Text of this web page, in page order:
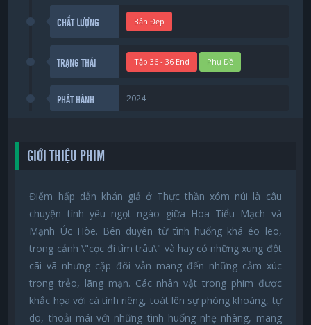
CHẤT LƯỢNG Bản Đẹp
TRẠNG THÁI Tập 36 - 36 End Phụ Đề
PHÁT HÀNH 2024
GIỚI THIỆU PHIM
Điểm hấp dẫn khán giả ở Thực thần xóm núi là câu
chuyện tình yêu ngọt ngào giữa Hoa Tiểu Mạch và
Mạnh Úc Hòe. Bén duyên từ tình huống khá éo leo,
trong cảnh \"cọc đi tìm trâu\" và hay có những xung đột
cãi vã nhưng cặp đôi vẫn mang đến những cảm xúc
trong trẻo, lãng mạn. Các nhân vật trong phim được
khắc họa với cá tính riêng, toát lên sự phóng khoáng, tự
do, thoải mái với những tình huống nhẹ nhàng, mang